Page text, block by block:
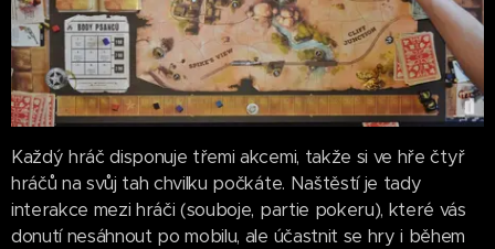
Každý hráč disponuje třemi akcemi, takže si ve hře čtyř
hráčů na svůj tah chvilku počkáte. Naštěstí je tady
interakce mezi hráči (souboje, partie pokeru), které vás
donutí nesáhnout po mobilu, ale účastnit se hry i během